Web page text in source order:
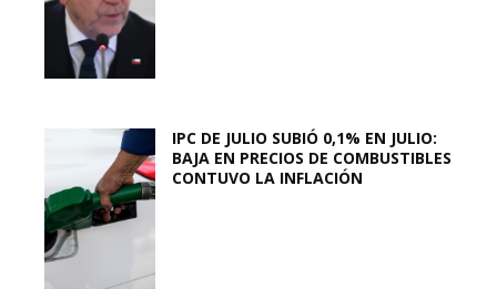
IPC DE JULIO SUBIÓ 0,1% EN JULIO:
BAJA EN PRECIOS DE COMBUSTIBLES
CONTUVO LA INFLACIÓN